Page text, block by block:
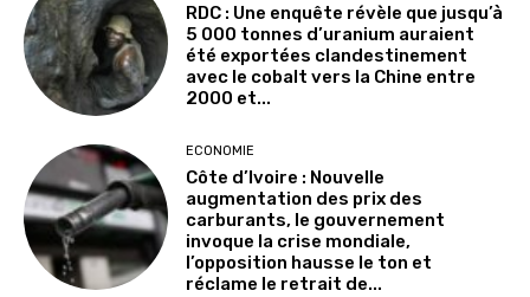
RDC : Une enquête révèle que jusqu’à
5 000 tonnes d’uranium auraient
été exportées clandestinement
avec le cobalt vers la Chine entre
2000 et...
ECONOMIE
Côte d’Ivoire : Nouvelle
augmentation des prix des
carburants, le gouvernement
invoque la crise mondiale,
l’opposition hausse le ton et
réclame le retrait de...